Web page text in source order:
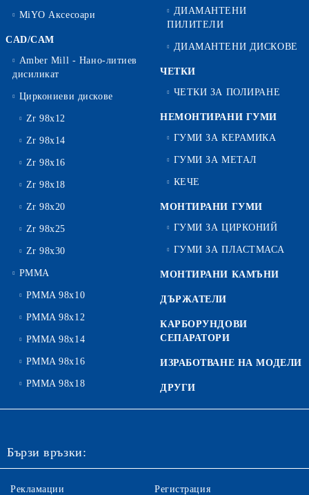
MiYO Аксесоари
CAD/CAM
Amber Mill - Нано-литиев
дисиликат
Циркониеви дискове
Zr 98x12
Zr 98x14
Zr 98x16
Zr 98x18
Zr 98x20
Zr 98x25
Zr 98x30
PMMA
PMMA 98x10
PMMA 98x12
PMMA 98x14
PMMA 98x16
PMMA 98x18
ДИАМАНТЕНИ
ПИЛИТЕЛИ
ДИАМАНТЕНИ ДИСКОВЕ
ЧЕТКИ
ЧЕТКИ ЗА ПОЛИРАНЕ
НЕМОНТИРАНИ ГУМИ
ГУМИ ЗА КЕРАМИКА
ГУМИ ЗА МЕТАЛ
КЕЧЕ
МОНТИРАНИ ГУМИ
ГУМИ ЗА ЦИРКОНИЙ
ГУМИ ЗА ПЛАСТМАСА
МОНТИРАНИ КАМЪНИ
ДЪРЖАТЕЛИ
КАРБОРУНДОВИ
СЕПАРАТОРИ
ИЗРАБОТВАНЕ НА МОДЕЛИ
ДРУГИ
Бързи връзки:
Рекламации Регистрация